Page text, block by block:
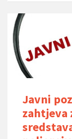
Javni
zahtjeva